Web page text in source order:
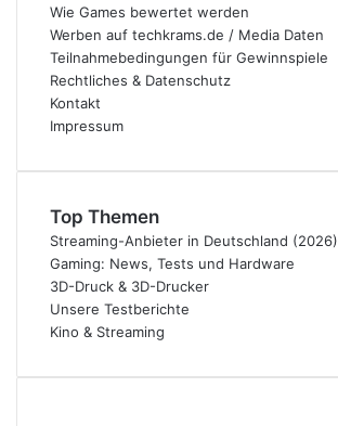
Wie Games bewertet werden
Werben auf techkrams.de / Media Daten
Teilnahmebedingungen für Gewinnspiele
Rechtliches & Datenschutz
Kontakt
Impressum
Top Themen
Streaming-Anbieter in Deutschland (2026)
Gaming: News, Tests und Hardware
3D-Druck & 3D-Drucker
Unsere Testberichte
Kino & Streaming